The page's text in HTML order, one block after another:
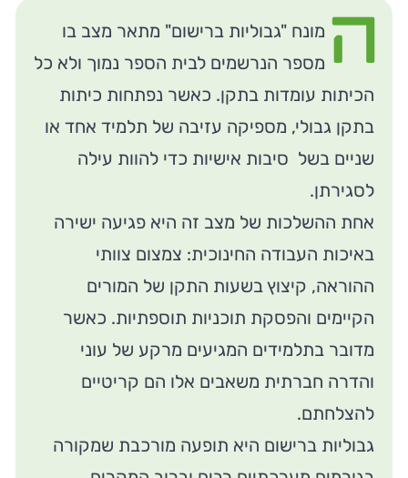
ה מונח "גבוליות ברישום" מתאר מצב בו
מספר הנרשמים לבית הספר נמוך ולא כל
הכיתות עומדות בתקן. כאשר נפתחות כיתות
בתקן גבולי, מספיקה עזיבה של תלמיד אחד או
שניים בשל סיבות אישיות כדי להוות עילה
לסגירתן.
אחת ההשלכות של מצב זה היא פגיעה ישירה
באיכות העבודה החינוכית: צמצום צוותי
ההוראה, קיצוץ בשעות התקן של המורים
הקיימים והפסקת תוכניות תוספתיות. כאשר
מדובר בתלמידים המגיעים מרקע של עוני
והדרה חברתית משאבים אלו הם קריטיים
להצלחתם.
גבוליות ברישום היא תופעה מורכבת שמקורה